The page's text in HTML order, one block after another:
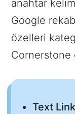
anahtar
Google
özelleri
Text